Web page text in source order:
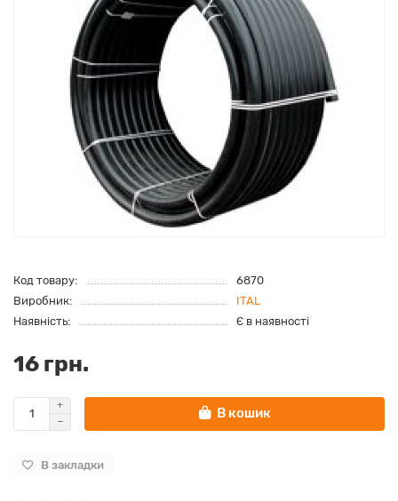
Код товару:
6870
Виробник:
ITAL
Наявність:
Є в наявності
16 грн.
В кошик
В закладки